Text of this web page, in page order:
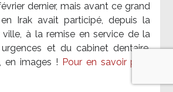
dernier, mais avant ce grand
en Irak avait participé, depuis la
à la remise en service de la
et du cabinet dentaire.
en images ! Pour en savoir plus,